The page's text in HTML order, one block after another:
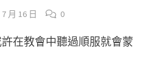
月 16 日 0
在教會中聽過順服就會蒙